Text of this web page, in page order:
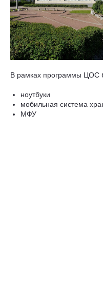
В рамках программы ЦОС
ноутбуки
мобильная система
МФУ